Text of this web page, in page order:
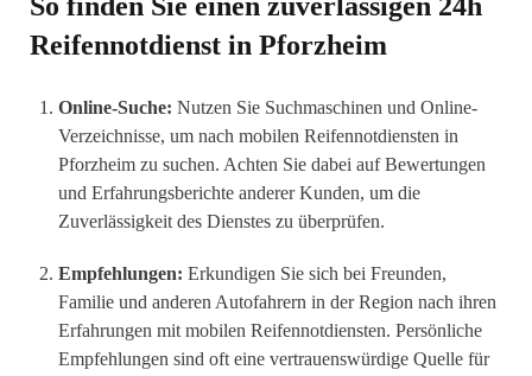
Reifennotdienst in Pforzheim
Online-Suche: Nutzen Sie Suchmaschinen und Online-
Verzeichnisse, um nach mobilen Reifennotdiensten in
Pforzheim zu suchen. Achten Sie dabei auf Bewertungen
und Erfahrungsberichte anderer Kunden, um die
Zuverlässigkeit des Dienstes zu überprüfen.
Empfehlungen: Erkundigen Sie sich bei Freunden,
Familie und anderen Autofahrern in der Region nach ihren
Erfahrungen mit mobilen Reifennotdiensten. Persönliche
Empfehlungen sind oft eine vertrauenswürdige Quelle für